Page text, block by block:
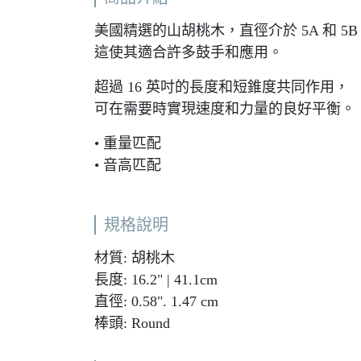
美國精選的山胡桃木，直徑介於 5A 和
這使其適合許多鼓手和應用。
超過 16 英吋的長度和短錐度共同作用，
可在需要時實現速度和力量的良好平衡。
• 重量匹配
• 音高匹配
規格說明
材質: 胡桃木
長度: 16.2" | 41.1cm
直徑: 0.58". 1.47 cm
棒頭: Round